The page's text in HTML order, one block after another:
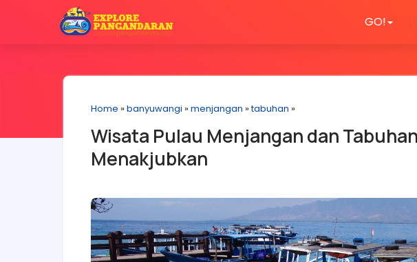
GO!
Home »banyuwangi »menjangan »tabuhan »
Wisata Pulau Menjangan dan
Menakjubkan